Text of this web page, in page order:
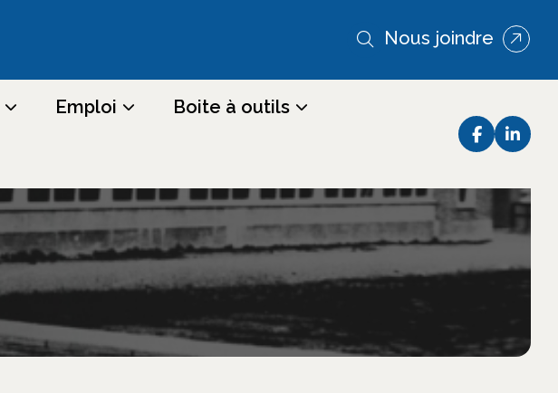
Nous joindre
Emploi Boite à outils